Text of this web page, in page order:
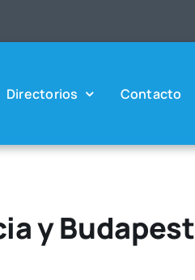
Direc­to­rios Con­tac­to
y Budapest